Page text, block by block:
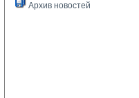
Архив новостей